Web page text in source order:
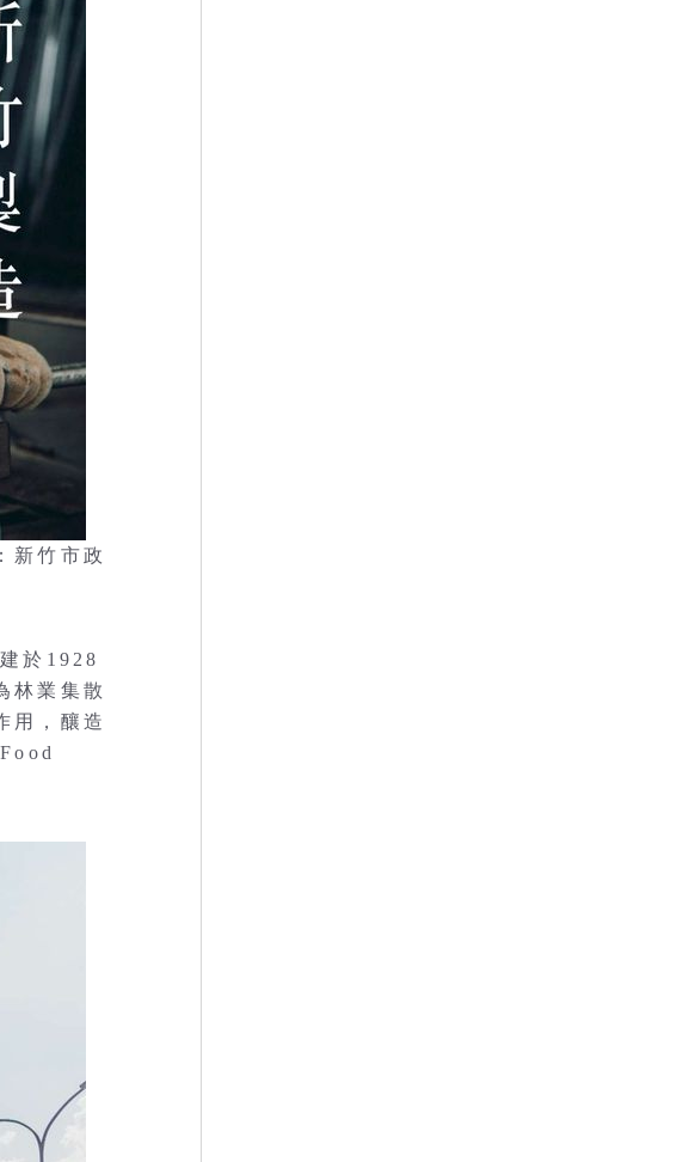
新竹市政
於1928
林業集散
用，釀造